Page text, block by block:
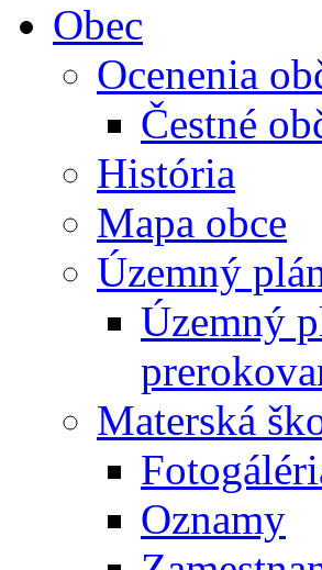
Obec
Ocenenia
Čestné
História
Mapa obce
Územný
Územný
Materská
Oznamy